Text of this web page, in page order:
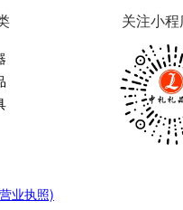
关注小
业执照)